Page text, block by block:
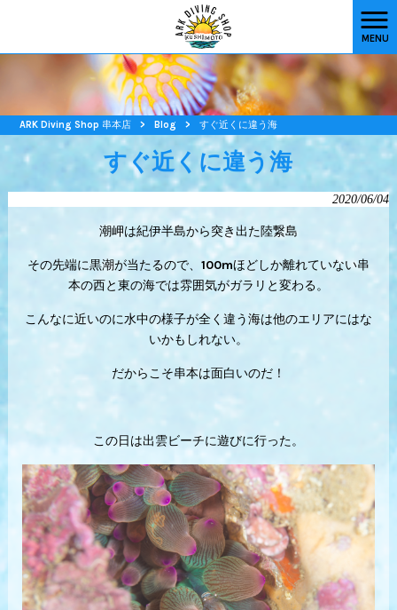
MENU
ARK Diving Shop 串本店 > Blog > すぐ近くに違う海
すぐ近くに違う海
2020/06/04
潮岬は紀伊半島から突き出た陸繋島
その先端に黒潮が当たるので、100mほどしか離れていない串
本の西と東の海では雰囲気がガラリと変わる。
こんなに近いのに水中の様子が全く違う海は他のエリアにはな
いかもしれない。
だからこそ串本は面白いのだ！
この日は出雲ビーチに遊びに行った。